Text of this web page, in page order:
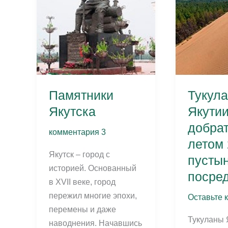
чем
от
Памятники
Якутска
комментария 3
Якутск – город с
историей. Основанный
в XVII веке, город
пережил многие эпохи,
перемены и даже
наводнения. Начавшись
Оставьте
Тукуланы